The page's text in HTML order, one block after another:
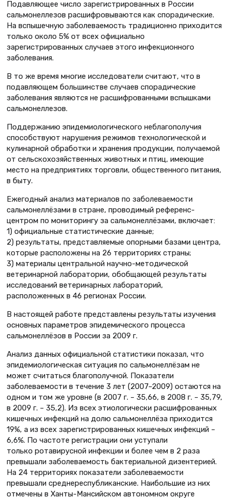
Подавляющее число зарегистрированных в России
сальмонеллезов расшифровываются как спорадические.
На вспышечную заболеваемость традиционно приходится
только около 5% от всех официально
зарегистрированных случаев этого инфекционного
заболевания.
В то же время многие исследователи считают, что в
подавляющем большинстве случаев спорадические
заболевания являются не расшифрованными вспышками
сальмонеллезов.
Поддержанию эпидемиологического неблагополучия
способствуют нарушения режимов технологической и
кулинарной обработки и хранения продукции, получаемой
от сельскохозяйственных животных и птиц, имеющие
место на предприятиях торговли, общественного питания,
в быту.
Ежегодный анализ материалов по заболеваемости
сальмонеллёзами в стране, проводимый референс-
центром по мониторингу за сальмонеллёзами, включает:
1) официальные статистические данные;
2) результаты, представляемые опорными базами центра,
которые расположены на 26 территориях страны;
3) материалы центральной научно-методической
ветеринарной лаборатории, обобщающей результаты
исследований ветеринарных лабораторий,
расположенных в 46 регионах России.
В настоящей работе представлены результаты изучения
основных параметров эпидемического процесса
сальмонеллёзов в России за 2009 г.
Анализ данных официальной статистики показал, что
эпидемиологическая ситуация по сальмонеллёзам не
может считаться благополучной. Показатели
заболеваемости в течение 3 лет (2007–2009) остаются на
одном и том же уровне (в 2007 г. – 35,66, в 2008 г. – 35,79,
в 2009 г. – 35,2). Из всех этиологически расшифрованных
кишечных инфекций на долю сальмонеллёза приходится
19%, а из всех зарегистрированных кишечных инфекций –
6,6%. По частоте регистрации они уступали
только ротавирусной инфекции и более чем в 2 раза
превышали заболеваемость бактериальной дизентерией.
На 24 территориях показатели заболеваемости
превышали среднереспубликанские. Наибольшие из них
отмечены в Ханты-Мансийском автономном округе